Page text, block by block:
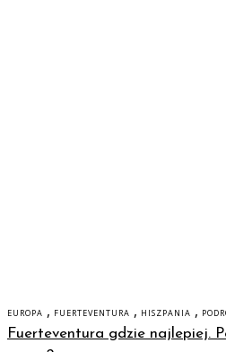
EUROPA , FUERTEVENTURA , HISZPANIA ,
Fuerteventura gdzie najlepiej.